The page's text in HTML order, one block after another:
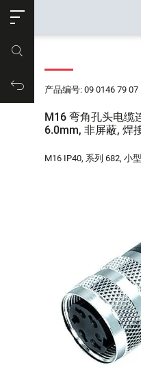
购物车产品编号: 09 0146 79 07
M16 弯角孔头电缆
6.0mm, 非屏蔽, 焊
M16 IP40, 系列 682, 小